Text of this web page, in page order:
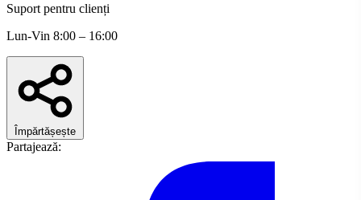
Suport pentru clienți
Lun-Vin 8:00 – 16:00
Împărtășește
Partajează: